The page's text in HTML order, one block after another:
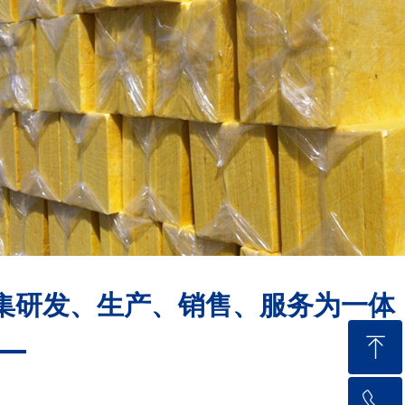
研发、生产、销售、服务为一体
ꁸ
回到顶部